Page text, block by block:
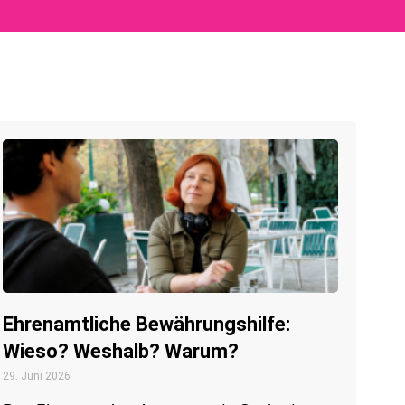
Ehrenamtliche Bewährungshilfe:
Wieso? Weshalb? Warum?
29. Juni 2026